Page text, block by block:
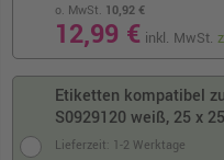
o. MwSt. 10,92 €
12,99 € inkl. MwSt.
Etiketten kompatibel
S0929120 weiß, 25 x
Lieferzeit: 1-2 Werktage